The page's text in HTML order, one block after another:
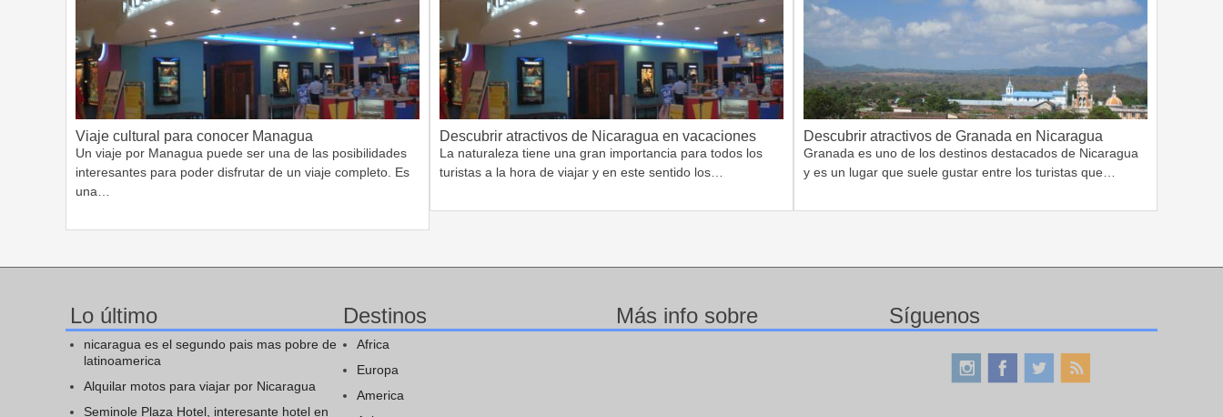
Viaje cultural para conocer Managua
Un viaje por Managua puede ser una de las posibilidades
interesantes para poder disfrutar de un viaje completo. Es
una…
Descubrir atractivos de Nicaragua en vacaciones
La naturaleza tiene una gran importancia para todos los
turistas a la hora de viajar y en este sentido los…
Descubrir atractivos de Granada en Nicaragua
Granada es uno de los destinos destacados de Nicaragua
y es un lugar que suele gustar entre los turistas que…
Lo último
nicaragua es el segundo pais mas pobre de
latinoamerica
Alquilar motos para viajar por Nicaragua
Seminole Plaza Hotel, interesante hotel en
Destinos
Africa
Europa
America
Más info sobre Síguenos